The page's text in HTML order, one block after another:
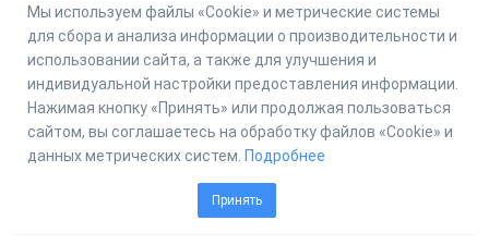
Мы используем файлы «Cookie» и метрические системы
для сбора и анализа информации о производительности и
использовании сайта, а также для улучшения и
индивидуальной настройки предоставления информации.
Нажимая кнопку «Принять» или продолжая пользоваться
сайтом, вы соглашаетесь на обработку файлов «Cookie» и
данных метрических систем. Подробнее
Принять